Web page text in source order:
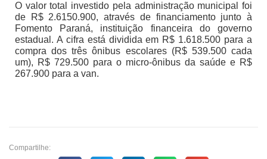
O valor total investido pela administração municipal foi
de R$ 2.6150.900, através de financiamento junto à
Fomento Paraná, instituição financeira do governo
estadual. A cifra está dividida em R$ 1.618.500 para a
compra dos três ônibus escolares (R$ 539.500 cada
um), R$ 729.500 para o micro-ônibus da saúde e R$
267.900 para a van.
Compartilhe: